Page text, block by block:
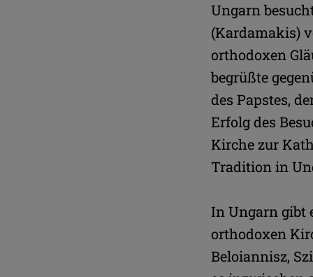
Ungarn
(Kardamakis)
orthodoxen
begrüßte
des Papstes,
Erfolg des
Kirche zur
Tradition in
In Ungarn gibt
orthodoxen
Beloiannisz,